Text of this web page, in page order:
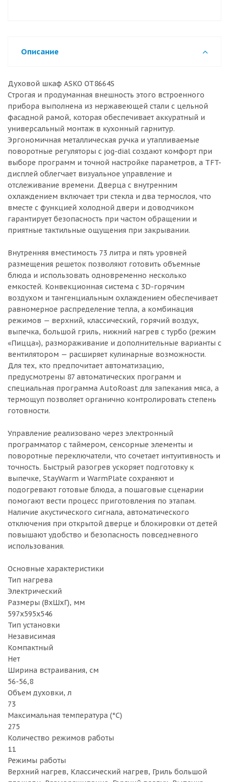
Описание
Духовой шкаф ASKO OT8664S
Строгая и продуманная внешность этого встроенного
прибора выполнена из нержавеющей стали с цельной
фасадной рамой, которая обеспечивает аккуратный и
универсальный монтаж в кухонный гарнитур.
Эргономичная металлическая ручка и утапливаемые
поворотные регуляторы с jog-dial создают комфорт при
выборе программ и точной настройке параметров, а TFT-
дисплей облегчает визуальное управление и
отслеживание времени. Дверца с внутренним
охлаждением включает три стекла и два термослоя, что
вместе с функцией холодной двери и доводчиком
гарантирует безопасность при частом обращении и
приятные тактильные ощущения при закрывании.
Внутренняя вместимость 73 литра и пять уровней
размещения решеток позволяют готовить объемные
блюда и использовать одновременно несколько
емкостей. Конвекционная система с 3D-горячим
воздухом и тангенциальным охлаждением обеспечивает
равномерное распределение тепла, а комбинация
режимов — верхний, классический, горячий воздух,
выпечка, большой гриль, нижний нагрев с турбо (режим
«Пицца»), размораживание и дополнительные варианты с
вентилятором — расширяет кулинарные возможности.
Для тех, кто предпочитает автоматизацию,
предусмотрены 87 автоматических программ и
специальная программа AutoRoast для запекания мяса, а
термощуп позволяет органично контролировать степень
готовности.
Управление реализовано через электронный
программатор с таймером, сенсорные элементы и
поворотные переключатели, что сочетает интуитивность и
точность. Быстрый разогрев ускоряет подготовку к
выпечке, StayWarm и WarmPlate сохраняют и
подогревают готовые блюда, а пошаговые сценарии
помогают вести процесс приготовления по этапам.
Наличие акустического сигнала, автоматического
отключения при открытой дверце и блокировки от детей
повышают удобство и безопасность повседневного
использования.
Основные характеристики
Тип нагрева
Электрический
Размеры (ВхШхГ), мм
597х595х546
Тип установки
Независимая
Компактный
Нет
Ширина встраивания, см
56-56,8
Объем духовки, л
73
Максимальная температура (°C)
275
Количество режимов работы
11
Режимы работы
Верхний нагрев, Классический нагрев, Гриль большой